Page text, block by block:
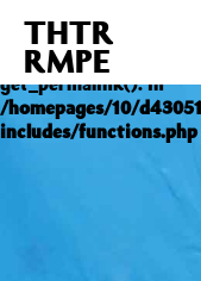
Deprecated : Die
Version 4.4.0 veraltet!
get_permalink(). in
/homepages/10/
includes/functions.php
THTR
RMPE